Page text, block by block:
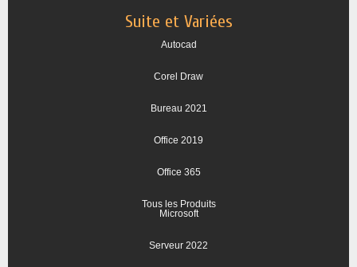
Suite et Variées
Autocad
Corel Draw
Bureau 2021
Office 2019
Office 365
Tous les Produits
Microsoft
Serveur 2022